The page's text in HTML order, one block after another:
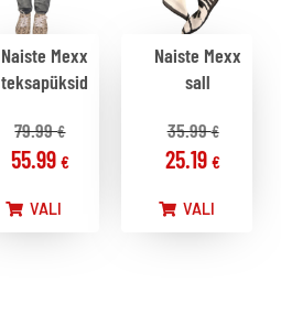
Naiste Mexx
teksapüksid
79.99€
55.99 €
VALI
Naiste Mexx
sall
35.99€
25.19€
VALI